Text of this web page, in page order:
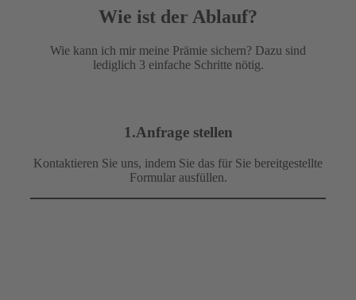
Wie ist der Ablauf?
Wie kann ich mir meine Prämie sichern? Dazu sind
lediglich 3 einfache Schritte nötig.
1.Anfrage stellen
Kontaktieren Sie uns, indem Sie das für Sie bereitgestellte
Formular ausfüllen.